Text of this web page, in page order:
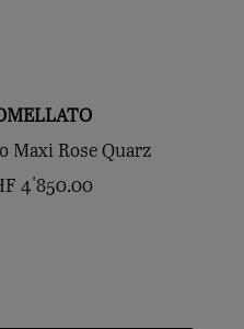
Maxi Rose Quarz
4'850.00